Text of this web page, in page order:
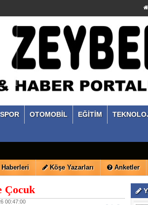
SPOR OTOMOBİL EĞİTİM
Köşe Yazarları Anketler
Çocuk
00:47:00